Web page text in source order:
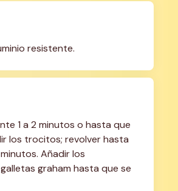
resistente.
1 a 2 minutos o hasta que
los trocitos; revolver hasta
Añadir los
graham hasta que se